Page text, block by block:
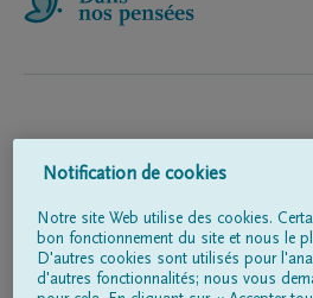
Entrepreneur
Notification de cookies
Notre site Web utilise des cookies.
bon fonctionnement du site et nous le
D'autres cookies sont utilisés pour
d'autres fonctionnalités; nous vous